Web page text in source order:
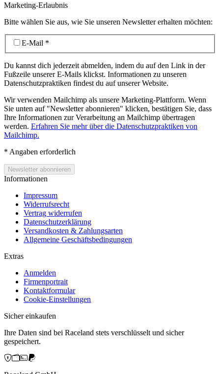
Marketing-Erlaubnis
Bitte wählen Sie aus, wie Sie unseren Newsletter erhalten möchten:
E-Mail *
Du kannst dich jederzeit abmelden, indem du auf den Link in der
Fußzeile unserer E-Mails klickst. Informationen zu unseren
Datenschutzpraktiken findest du auf unserer Website.
Wir verwenden Mailchimp als unsere Marketing-Plattform. Wenn
Sie unten auf "Newsletter abonnieren" klicken, bestätigen Sie, dass
Ihre Informationen zur Verarbeitung an Mailchimp übertragen
werden. Erfahren Sie mehr über die Datenschutzpraktiken von
Mailchimp.
* Angaben erforderlich
Informationen
Impressum
Widerrufsrecht
Vertrag widerrufen
Datenschutzerklärung
Versandkosten & Zahlungsarten
Allgemeine Geschäftsbedingungen
Extras
Anmelden
Firmenportrait
Kontaktformular
Cookie-Einstellungen
Sicher einkaufen
Ihre Daten sind bei Raceland stets verschlüsselt und sicher
gespeichert.